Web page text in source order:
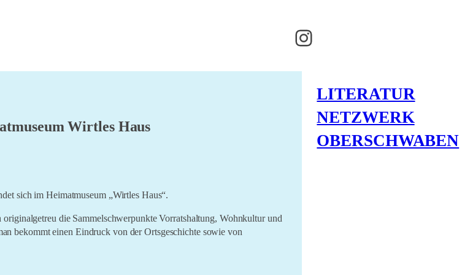
Instagram
Wirtles Haus
sich im Heimatmuseum „Wirtles Haus“.
originalgetreu die Sammelschwerpunkte Vorratshaltung, Wohnkultur und
bekommt einen Eindruck von der Ortsgeschichte sowie von
LITERATUR
NETZWERK
OBERSCHWABEN